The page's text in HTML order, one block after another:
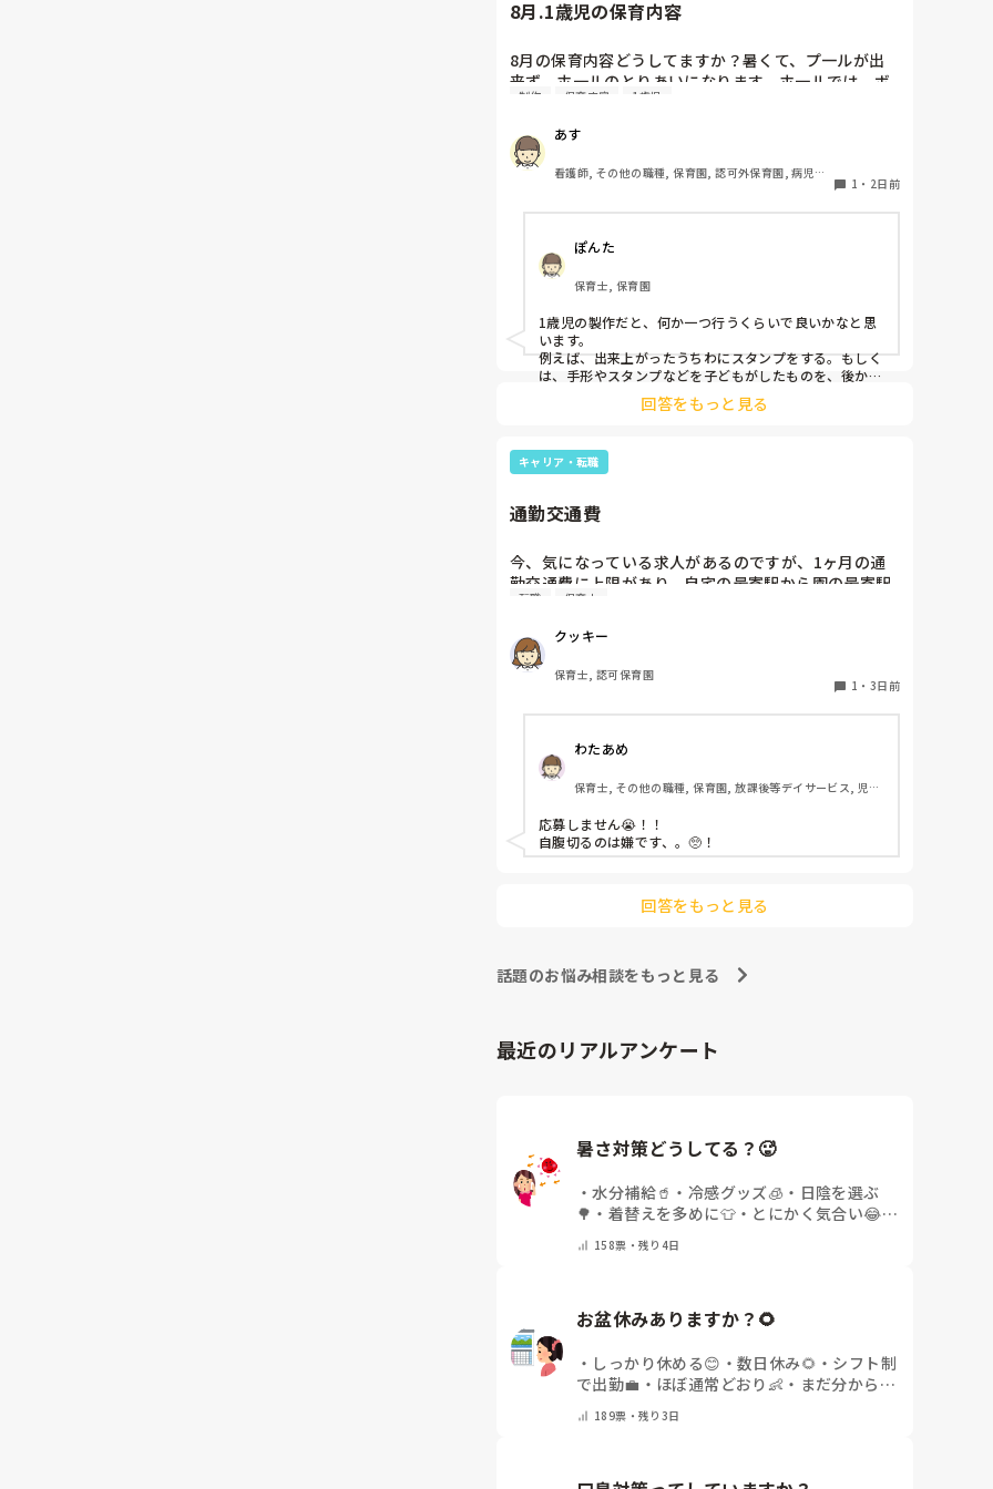
8月.1歳児の保育内容
8月の保育内容どうしてますか？暑くて、プ一ルが出
来ず、ホ一ルのとりあいになります。ホ一ルでは、ボ
一ルや平均台、風船で遊んでいます。製作で、うちわ
集中できません。1歳児クラスです、玩具で遊ばせな
がら、何人かずつよんで、やっています。何か、いい
アイデアや、工夫など、何でもいいので、教えて下さ
い。
制作 保育内容 1歳児
あす
看護師, その他の職種, 保育園, 認可外保育園, 病児保
1 ・ 2日前
ぽんた
保育士, 保育園
1歳児の製作だと、何か一つ行うくらいで良いかなと思
います。
例えば、出来上がったうちわにスタンプをする。もしく
は、手形やスタンプなどを子どもがしたものを、後から
うちわの形に切る。1歳児なんて集中できないです。興
味を持って来てくれただけで十分です。
お部屋では、ビニールシートを敷いて、片栗粉粘土、寒
天や春雨遊び、氷遊び、など間食遊びをたくさん行って
ホールに行っているクラスにお邪魔するのも良いかなと
す！
回答をもっと見る
キャリア・転職
通勤交通費
今、気になっている求人があるのですが、1ヶ月の通
勤交通費に上限があり、自宅の最寄駅から園の最寄駅
までの通勤定期代が5,000円ほどオーバーします
私としてはなかなか大きい金額なので、この時点で応
募を迷っているのですが、皆さんならどうしますか？
転職 保育士
クッキー
保育士, 認可保育園
1 ・ 3日前
わたあめ
保育士, その他の職種, 保育園, 放課後等デイサービス, 児童
応募しません😭！！
自腹切るのは嫌です、。🥺！
回答をもっと見る
話題のお悩み相談をもっと見る
最近のリアルアンケート
暑さ対策どうしてる？🥵
・水分補給🥤 ・ 冷感グッズ🧊 ・ 日陰を選ぶ
🌳 ・ 着替えを多めに👕・ とにかく気合い😂・
158票・残り4日
お盆休みありますか？🌻
・ しっかり休める😊 ・ 数日休み🌻 ・ シフト制
で出勤💼 ・ ほぼ通常どおり👶 ・ まだ分からな
189票・残り3日